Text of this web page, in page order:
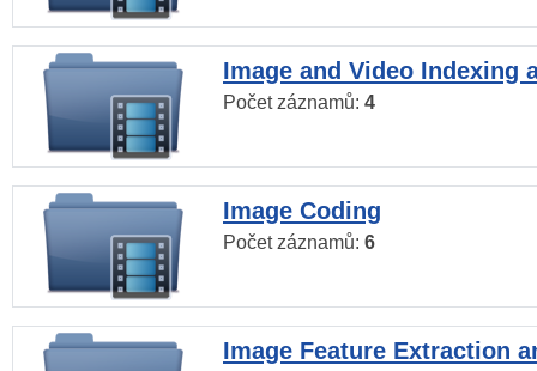
Image and Video Indexing
Počet záznamů: 4
Image Coding
Počet záznamů: 6
Image Feature Extraction